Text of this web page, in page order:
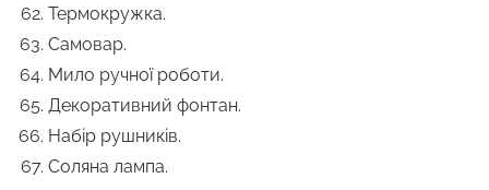
Термокружка.
Самовар.
Мило ручної роботи.
Декоративний фонтан.
Набір рушників.
Соляна лампа.